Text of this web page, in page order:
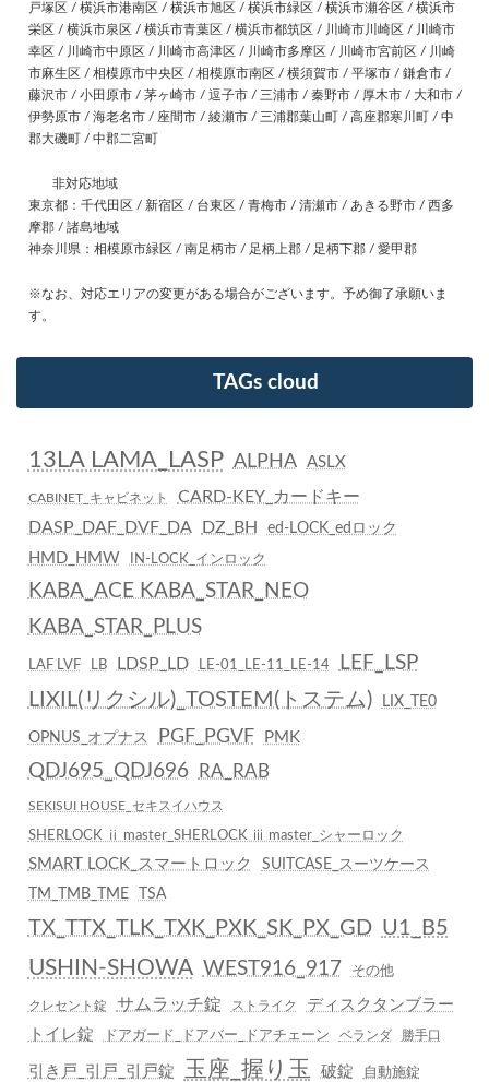
戸塚区 / 横浜市港南区 / 横浜市旭区 / 横浜市緑区 / 横浜市瀬谷区 / 横浜市
栄区 / 横浜市泉区 / 横浜市青葉区 / 横浜市都筑区 / 川崎市川崎区 / 川崎市
幸区 / 川崎市中原区 / 川崎市高津区 / 川崎市多摩区 / 川崎市宮前区 / 川崎
市麻生区 / 相模原市中央区 / 相模原市南区 / 横須賀市 / 平塚市 / 鎌倉市 /
藤沢市 / 小田原市 / 茅ヶ崎市 / 逗子市 / 三浦市 / 秦野市 / 厚木市 / 大和市 /
伊勢原市 / 海老名市 / 座間市 / 綾瀬市 / 三浦郡葉山町 / 高座郡寒川町 / 中
郡大磯町 / 中郡二宮町
非対応地域
東京都：千代田区 / 新宿区 / 台東区 / 青梅市 / 清瀬市 / あきる野市 / 西多
摩郡 / 諸島地域
神奈川県：相模原市緑区 / 南足柄市 / 足柄上郡 / 足柄下郡 / 愛甲郡
※なお、対応エリアの変更がある場合がございます。予め御了承願いま
す。
TAGs cloud
13LA LAMA_LASP ALPHA ASLX
CABINET_キャビネット
CARD-KEY_カードキー
DASP_DAF_DVF_DA
DZ_BH ed-LOCK_edロック
HMD_HMW IN-LOCK_インロック
KABA_ACE KABA_STAR_NEO
KABA_STAR_PLUS
LAF LVF LB LDSP_LD LE-01_LE-11_LE-14 LEF_LSP
LIXIL(リクシル)_TOSTEM(トステム) LIX_TE0
OPNUS_オプナス PGF_PGVF PMK
QDJ695_QDJ696 RA_RAB
SEKISUI HOUSE_セキスイハウス
SHERLOCK ⅱ master_SHERLOCK ⅲ master_シャーロック
SMART LOCK_スマートロック
SUITCASE_スーツケース
TM_TMB_TME
TSA
TX_TTX_TLK_TXK_PXK_SK_PX_GD U1_B5
USHIN-SHOWA WEST916_917 その他
クレセント錠 サムラッチ錠 ストライク
ディスクタンブラー
トイレ錠
ドアガード_ドアバー_ドアチェーン ベランダ 勝手口
引き戸_引戸_引戸錠 玉座_握り玉 破錠 自動施錠